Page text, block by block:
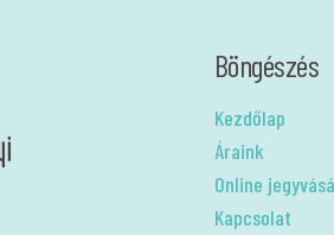
Böngészés
Kezdőlap
Áraink
Online
Kapcsolat